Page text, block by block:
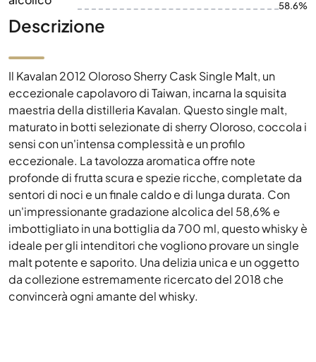
58.6%
Descrizione
Il Kavalan 2012 Oloroso Sherry Cask Single Malt, un
eccezionale capolavoro di Taiwan, incarna la squisita
maestria della distilleria Kavalan. Questo single malt,
maturato in botti selezionate di sherry Oloroso, coccola i
sensi con un'intensa complessità e un profilo
eccezionale. La tavolozza aromatica offre note
profonde di frutta scura e spezie ricche, completate da
sentori di noci e un finale caldo e di lunga durata. Con
un'impressionante gradazione alcolica del 58,6% e
imbottigliato in una bottiglia da 700 ml, questo whisky è
ideale per gli intenditori che vogliono provare un single
malt potente e saporito. Una delizia unica e un oggetto
da collezione estremamente ricercato del 2018 che
convincerà ogni amante del whisky.